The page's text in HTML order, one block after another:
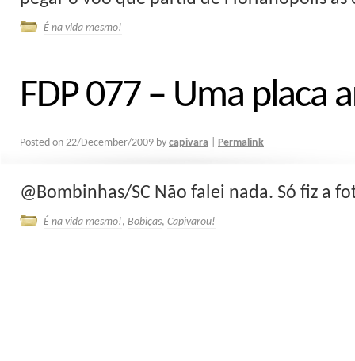
É na vida mesmo!
FDP 077 – Uma placa
Posted on 22/December/2009 by capivara Permalink
@Bombinhas/SC Não falei nada. Só fiz a
É na vida mesmo!, Bobiças, Capivarou!